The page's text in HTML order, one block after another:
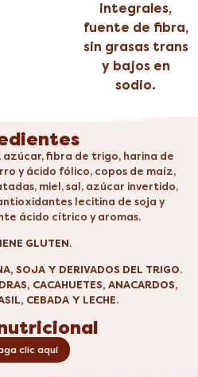
integrales,
fuente de fibra,
sin grasas trans
y bajos en
sodio.
azúcar, fibra de trigo, harina de
y ácido fólico, copos de maíz,
miel, sal, azúcar invertido,
lecitina de soja y
ácido cítrico y aromas.
GLUTEN.
SOJA Y DERIVADOS DEL TRIGO.
CACAHUETES, ANACARDOS,
CEBADA Y LECHE.
clic aquí